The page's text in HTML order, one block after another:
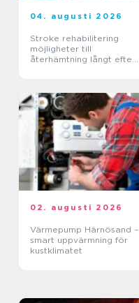
04. augusti 2026
Stroke rehabilitering
möjligheter till
återhämtning långt efter
02. augusti 2026
Värmepump Härnösand –
smart uppvärmning för
kustklimatet